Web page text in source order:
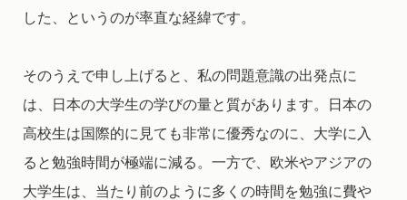
した、というのが率直な経緯です。
そのうえで申し上げると、私の問題意識の出発点に
は、日本の大学生の学びの量と質があります。日本の
高校生は国際的に見ても非常に優秀なのに、大学に入
ると勉強時間が極端に減る。一方で、欧米やアジアの
大学生は、当たり前のように多くの時間を勉強に費や